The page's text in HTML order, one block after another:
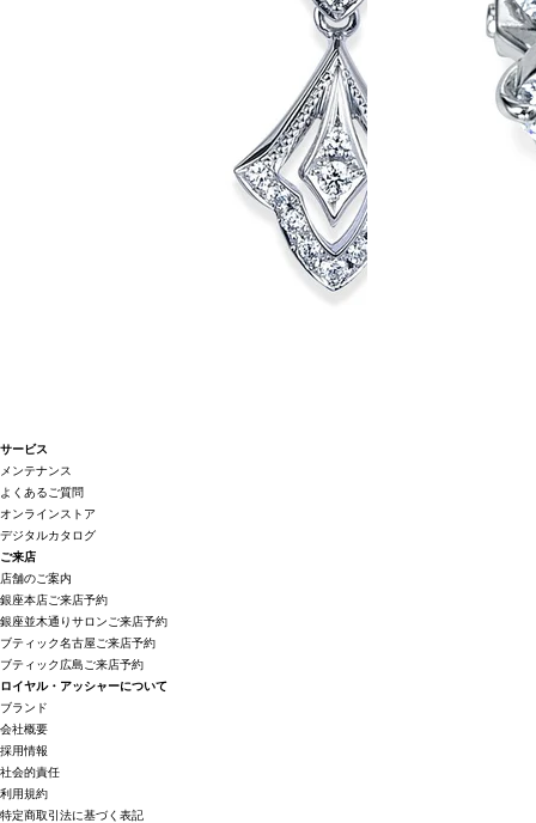
サービス
メンテナンス
よくあるご質問
オンラインストア
デジタルカタログ
ご来店
店舗のご案内
銀座本店ご来店予約
銀座並木通りサロンご来店予約
ブティック名古屋ご来店予約
ブティック広島ご来店予約
ロイヤル・アッシャーについて
ブランド
会社概要
採用情報
社会的責任
利用規約
特定商取引法に基づく表記